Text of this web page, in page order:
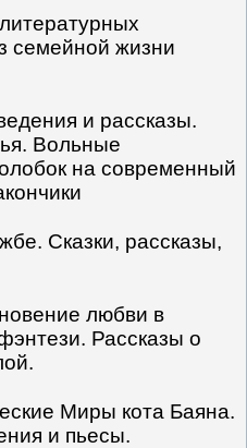
семейной жизни
и рассказы.
Вольные
на современный
Сказки, рассказы,
любви в
Рассказы о
Миры кота Баяна.
и пьесы.